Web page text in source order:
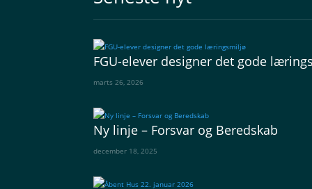
FGU-elever designer det gode
marts 26, 2026
Ny linje – Forsvar og Beredskab
december 18, 2025